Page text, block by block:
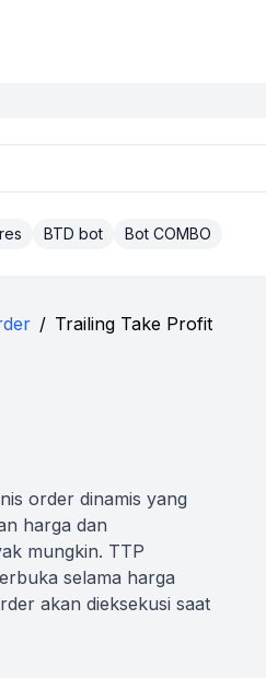
BTD bot Bot COMBO
/ Trailing Take Profit
order dinamis yang
harga dan
mungkin. TTP
selama harga
akan dieksekusi saat